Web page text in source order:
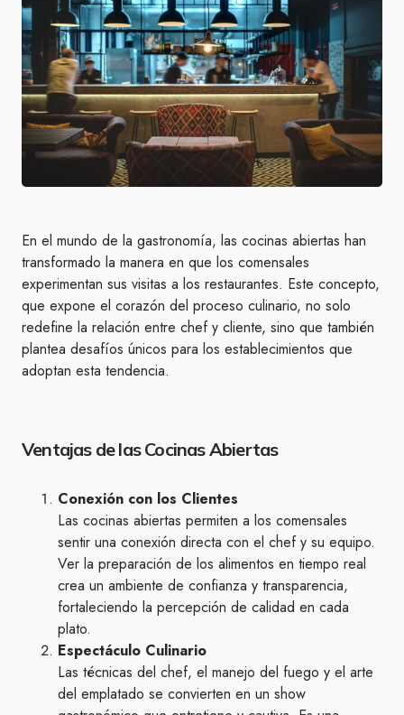
En el mundo de la gastronomía, las cocinas abiertas han
transformado la manera en que los comensales
experimentan sus visitas a los restaurantes. Este concepto,
que expone el corazón del proceso culinario, no solo
redefine la relación entre chef y cliente, sino que también
plantea desafíos únicos para los establecimientos que
adoptan esta tendencia.
Ventajas de las Cocinas Abiertas
Conexión con los Clientes
Las cocinas abiertas permiten a los comensales
sentir una conexión directa con el chef y su equipo.
Ver la preparación de los alimentos en tiempo real
crea un ambiente de confianza y transparencia,
fortaleciendo la percepción de calidad en cada
plato.
Espectáculo Culinario
Las técnicas del chef, el manejo del fuego y el arte
del emplatado se convierten en un show